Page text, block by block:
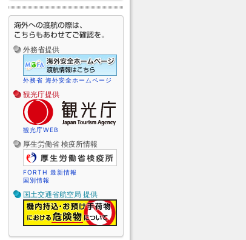
外務省提供
外務省 海外安全ホームページ
観光庁提供
観光庁WEB
厚生労働省 検疫所情報
FORTH 最新情報
国別情報
国土交通省航空局 提供